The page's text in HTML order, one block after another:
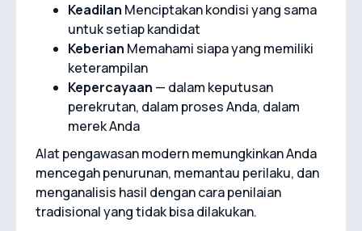
Keadilan Menciptakan kondisi yang sama
untuk setiap kandidat
Keberian Memahami siapa yang memiliki
keterampilan
Kepercayaan — dalam keputusan
perekrutan, dalam proses Anda, dalam
merek Anda
Alat pengawasan modern memungkinkan Anda
mencegah penurunan, memantau perilaku, dan
menganalisis hasil dengan cara penilaian
tradisional yang tidak bisa dilakukan.